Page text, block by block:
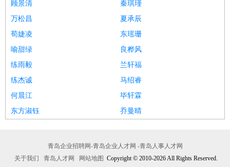
顾景清
秦琪瑾
万松昌
夏承辰
荀婕凌
东瑶珊
喻甜绿
良桦风
练雨毅
兰轩福
练杰诚
马绍睿
何晨江
毕轩霖
东方淑钰
乔曼晴
青岛企业招聘网-青岛企业人才网 -青岛人事人才网
关于我们
青岛人才网 网站地图 Copyright © 2010-2026 All Rights Reserved.